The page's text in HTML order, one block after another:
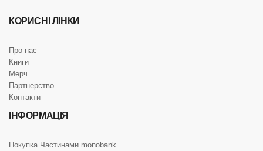
КОРИСНІ ЛІНКИ
Про нас
Книги
Мерч
Партнерство
Контакти
ІНФОРМАЦІЯ
Покупка Частинами monobank